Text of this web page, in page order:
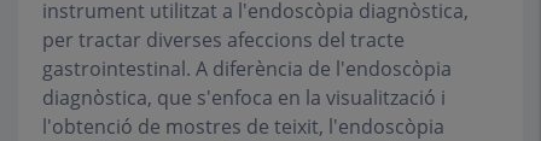
instrument utilitzat a l'endoscòpia diagnòstica,
per tractar diverses afeccions del tracte
gastrointestinal. A diferència de l'endoscòpia
diagnòstica, que s'enfoca en la visualització i
l'obtenció de mostres de teixit, l'endoscòpia